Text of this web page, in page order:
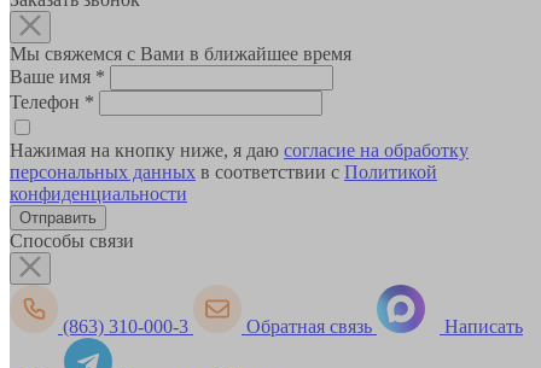
Мы свяжемся с Вами в ближайшее время
Ваше имя *
Телефон *
Нажимая на кнопку ниже, я даю согласие на обработку
персональных данных в соответствии с Политикой
конфиденциальности
Способы связи
(863) 310-000-3 Обратная связь Написать